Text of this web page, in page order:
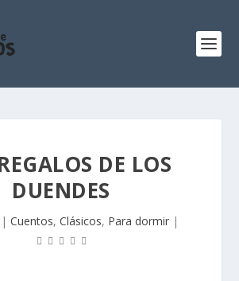
DE LOS
DUENDES
| Cuentos, Clásicos, Para dormir|